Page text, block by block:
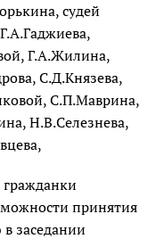
судей
Г.А.Жилина,
С.Д.Князева,
С.П.Маврина,
Н.В.Селезнева,
принятия
заседании